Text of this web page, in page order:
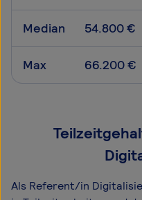
Median 54.800 €
Max 66.200 €
Als Referent/in